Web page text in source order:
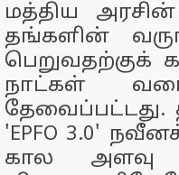
மத்திய அரசின்
தங்களின்
பெறுவதற்குக்
நாட்கள்
'EPFO 3.0'
கால அளவு